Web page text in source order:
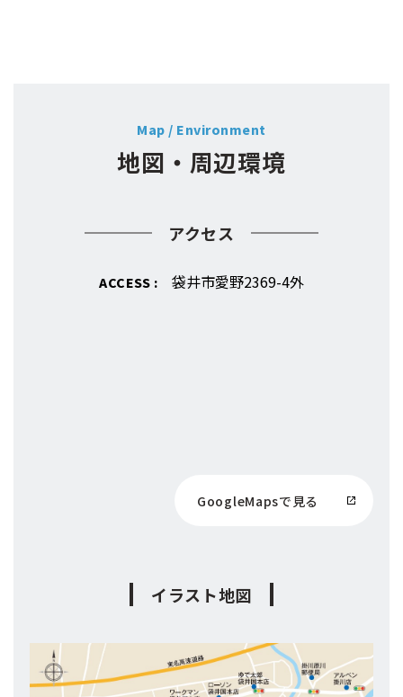
Map / Environment
地図・周辺環境
アクセス
ACCESS : 袋井市愛野2369-4外
GoogleMapsで見る
イラスト地図